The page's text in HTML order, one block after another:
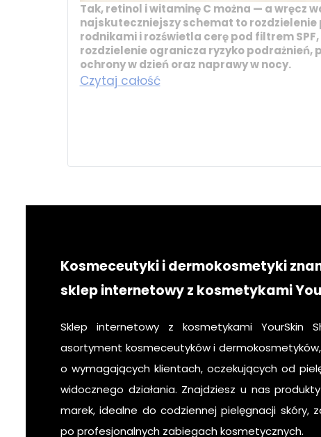
Tak, retinol i witaminę C można — a wręcz
najskuteczniejszy schemat to rozdzielenie
rodnikami i rozświetla cerę pod filtrem SPF,
rozdzielenie ogranicza ryzyko
ochrony w dzień oraz naprawy w nocy.
Czytaj całość
Kosmeceutyki i dermokosmetyki
sklep internetowy z kosmetykami
Sklep internetowy z kosmetykami YourSkin
asortyment kosmeceutyków i
o wymagających klientach, oczekujących od
widocznego działania. Znajdziesz u nas
marek, idealne do codziennej pielęgnacji skóry,
po profesjonalnych zabiegach kosmetycznych.